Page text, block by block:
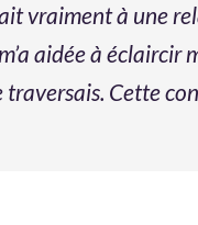
vraiment à une
aidée à éclaircir
Cette